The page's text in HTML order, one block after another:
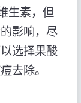
生素，但
影响，尽
选择果酸
去除。